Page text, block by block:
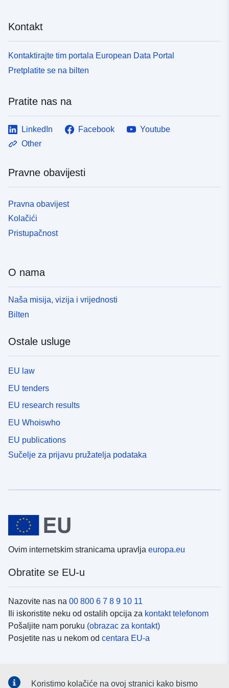
Kontakt
Kontaktirajte tim portala European Data Portal
Pretplatite se na bilten
Pratite nas na
LinkedIn Facebook
Youtube
Other
Pravne obavijesti
Pravna obavijest
Kolačići
Pristupačnost
O nama
Naša misija, vizija i vrijednosti
Bilten
Ostale usluge
EU law
EU tenders
EU research results
EU Whoiswho
EU publications
Sučelje za prijavu pružatelja podataka
Ovim internetskim stranicama upravlja europa.eu
Obratite se EU-u
Nazovite nas na 00 800 6 7 8 9 10 11
Ili iskoristite neku od ostalih opcija za kontakt telefonom
Pošaljite nam poruku (obrazac za kontakt)
Posjetite nas u nekom od centara EU-a
Koristimo kolačiće na ovoj stranici kako bismo